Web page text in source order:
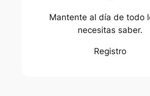
Mantente al día de todo
necesitas saber.
Registro